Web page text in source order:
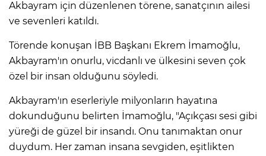
Akbayram için düzenlenen törene, sanatçının ailesi
ve sevenleri katıldı.
Törende konuşan İBB Başkanı Ekrem İmamoğlu,
Akbayram'ın onurlu, vicdanlı ve ülkesini seven çok
özel bir insan olduğunu söyledi.
Akbayram'ın eserleriyle milyonların hayatına
dokunduğunu belirten İmamoğlu, "Açıkçası sesi gibi
yüreği de güzel bir insandı. Onu tanımaktan onur
duydum. Her zaman insana sevgiden, eşitlikten